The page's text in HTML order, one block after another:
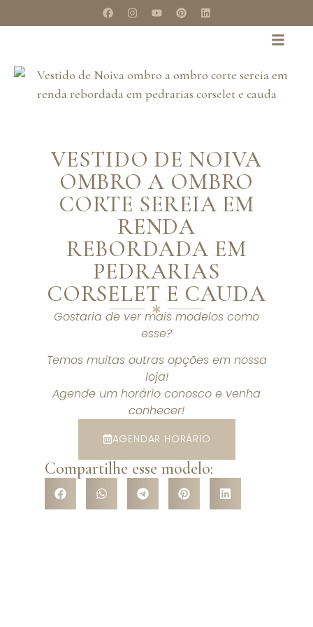
VESTIDO DE NOIVA
OMBRO A OMBRO
CORTE SEREIA EM
RENDA
REBORDADA EM
PEDRARIAS
CORSELET E CAUDA
Gostaria de ver mais modelos como
esse?
Temos muitas outras opções em nossa
loja!
Agende um horário conosco e venha
conhecer!
AGENDAR HORÁRIO
Compartilhe esse modelo: